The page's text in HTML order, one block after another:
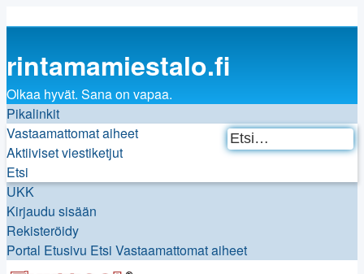
rintamamiestalo.fi
Olkaa hyvät. Sana on vapaa.
Pikalinkit
Vastaamattomat aiheet
Aktiiviset viestiketjut
Etsi
UKK
Kirjaudu sisään
Rekisteröidy
Portal Etusivu Etsi Vastaamattomat aiheet